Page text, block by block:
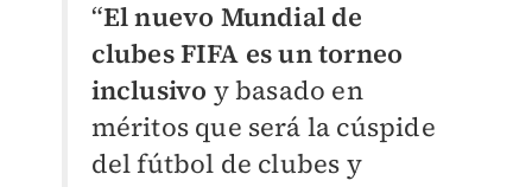
“El nuevo Mundial de
clubes FIFA es un torneo
inclusivo y basado en
méritos que será la cúspide
del fútbol de clubes y